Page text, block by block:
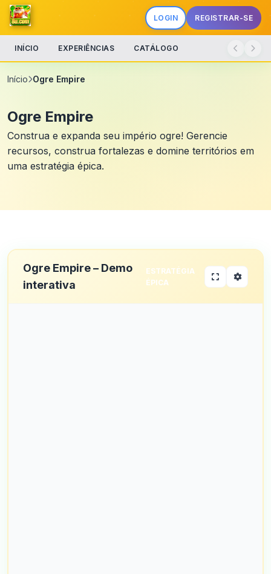
LOGIN REGISTRAR-SE
INÍCIO EXPERIÊNCIAS CATÁLOGO
Início Ogre Empire
Ogre Empire
Construa e expanda seu império ogre! Gerencie
recursos, construa fortalezas e domine territórios em
uma estratégia épica.
Ogre Empire – Demo
interativa
ESTRATÉGIA
ÉPICA